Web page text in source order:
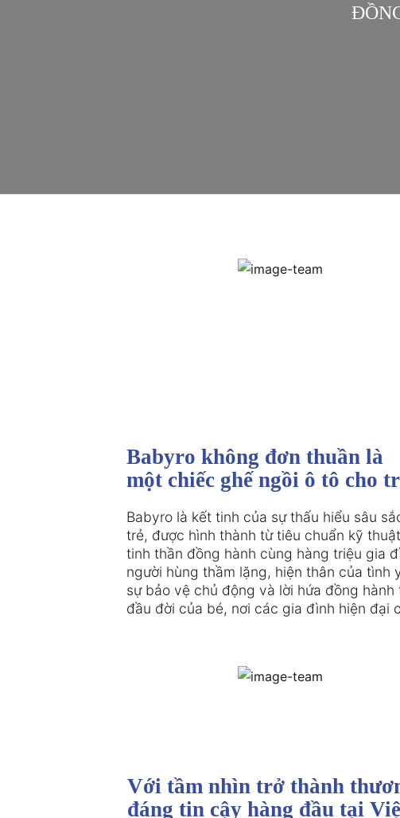
Babyro không đơn thuần là
một chiếc ghế ngồi ô tô cho
Babyro là kết tinh của sự thấu hiểu sâu
trẻ, được hình thành từ tiêu chuẩn kỹ
tinh thần đồng hành cùng hàng triệu gia
người hùng thầm lặng, hiện thân của tình
sự bảo vệ chủ động và lời hứa đồng
đầu đời của bé, nơi các gia đình hiện đại
Với tầm nhìn trở thành
đáng tin cậy hàng đầu tại